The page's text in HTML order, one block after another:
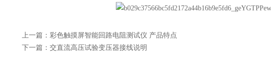
上一篇： 彩色触摸屏智能回路电阻测试仪 产品特点
下一篇： 交直流高压试验变压器接线说明